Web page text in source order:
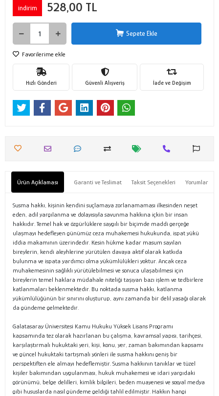
indirim 528,00 TL
Sepete Ekle
Favorilerime ekle
Hızlı Gönderi Güvenli Alışveriş İade ve Değişim
Ürün Açıklaması Garanti ve Teslimat Taksit Seçenekleri Yorumlar
Susma hakkı, kişinin kendini suçlamaya zorlanamaması ilkesinden neşet
eden, adil yargılanma ve dolayısıyla savunma hakkına içkin bir insan
hakkıdır. Temel hak ve özgürlüklere saygılı bir biçimde maddi gerçeğe
ulaşmayı hedefleyen günümüz ceza muhakemesi hukukunda, ispat yükü
iddia makamının üzerindedir. Kesin hükme kadar masum sayılan
bireylerin, kendi aleyhlerine yürütülen davaya aktif olarak katkıda
bulunma ve ispata yardımcı olma yükümlülükleri yoktur. Ancak ceza
muhakemesinin sağlıklı yürütülebilmesi ve sonuca ulaşabilmesi için
bireylerin temel haklara müdahale niteliği taşıyan bazı işlem ve tedbirlere
katlanmaları beklenmektedir. Bu noktada susma hakkı, katlanma
yükümlülüğünün bir sınırını oluşturup, aynı zamanda bir delil yasağı olarak
da gündeme gelmektedir.
Galatasaray Üniversitesi Kamu Hukuku Yüksek Lisans Programı
kapsamında tez olarak hazırlanan bu çalışma, kavramsal yapısı, tarihçesi,
karşılaştırmalı hukuktaki yeri, kişi, konu, yer, zaman bakımından kapsamı
ve güncel hukuktaki tartışmalı yönleri ile susma hakkını geniş bir
perspektiften ele almayı hedeflemiştir. Susma hakkının tanıklar ve tüzel
kişiler bakımından uygulanması, hukuk muhakemesi ve idari yargıdaki
görünümü, belge delilleri, kimlik bilgileri, beden muayenesi ve sosyal medya
gibi hususlarda nasıl gündeme geldiği tahlil edilmiştir. Hakkın hangi